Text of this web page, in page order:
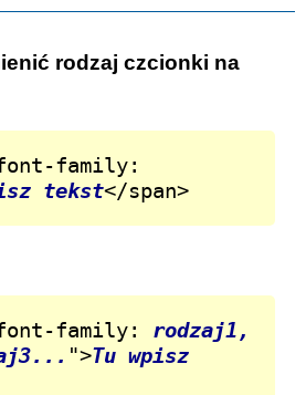
rodzaj czcionki na
tekst</span>
family: rodzaj1,
">Tu wpisz